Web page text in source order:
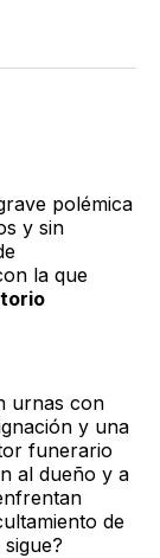
polémica
y sin
la que
urnas con
y una
funerario
al dueño y a
de